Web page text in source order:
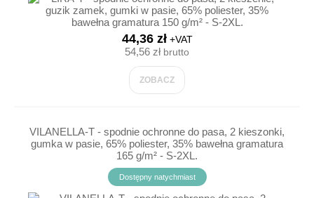
44,36 zł+VAT
54,56 złbrutto
ZOBACZ
VILANELLA-T - spodnie ochronne do pasa, 2 kieszonki,
gumka w pasie, 65% poliester, 35% bawełna gramatura
165 g/m² - S-2XL.
Dostępny natychmiast